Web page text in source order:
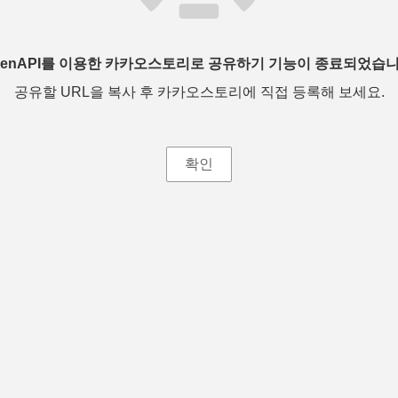
를 이용한 카카오스토리로 공유하기 기능이 종료되었습
공유할 URL을 복사 후 카카오스토리에 직접 등록해 보세요.
확인